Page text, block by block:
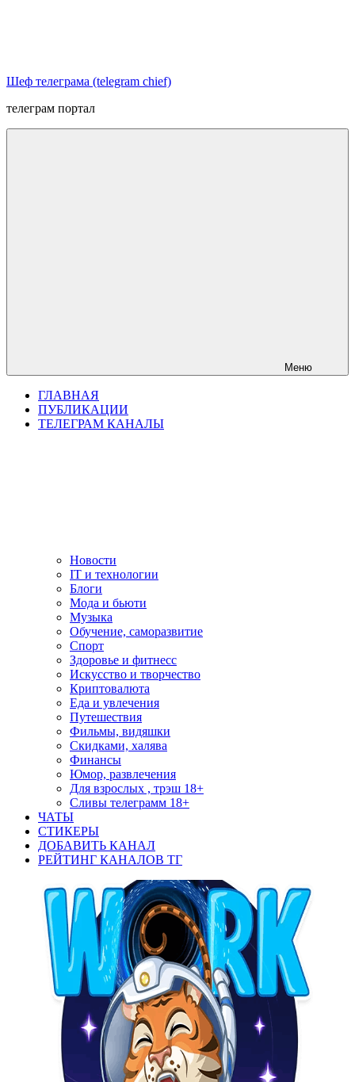
Шеф телеграма (telegram chief)
телеграм портал
Меню
ГЛАВНАЯ
ПУБЛИКАЦИИ
ТЕЛЕГРАМ КАНАЛЫ
Новости
IT и технологии
Блоги
Мода и бьюти
Музыка
Обучение, саморазвитие
Спорт
Здоровье и фитнесс
Искусство и творчество
Криптовалюта
Еда и увлечения
Путешествия
Фильмы, видяшки
Скидками, халява
Финансы
Юмор, развлечения
Для взрослых , трэш 18+
Сливы телеграмм 18+
ЧАТЫ
СТИКЕРЫ
ДОБАВИТЬ КАНАЛ
РЕЙТИНГ КАНАЛОВ ТГ